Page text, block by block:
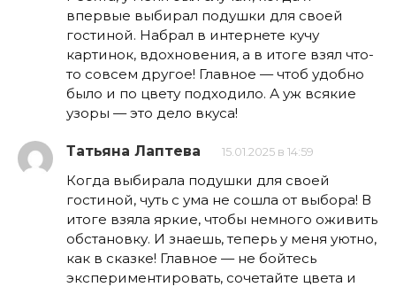
впервые выбирал подушки для своей
гостиной. Набрал в интернете кучу
картинок, вдохновения, а в итоге взял что-
то совсем другое! Главное — чтоб удобно
было и по цвету подходило. А уж всякие
узоры — это дело вкуса!
Татьяна Лаптева 15.01.2025 в 14:59
Когда выбирала подушки для своей
гостиной, чуть с ума не сошла от выбора! В
итоге взяла яркие, чтобы немного оживить
обстановку. И знаешь, теперь у меня уютно,
как в сказке! Главное — не бойтесь
экспериментировать, сочетайте цвета и